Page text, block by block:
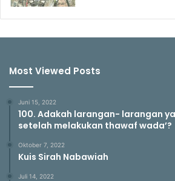
Most Viewed Posts
Juni 15, 2022
100. Adakah larangan- larangan
setelah melakukan thawaf wada’?
Oktober 7, 2022
Kuis Sirah Nabawiah
Juli 14, 2022